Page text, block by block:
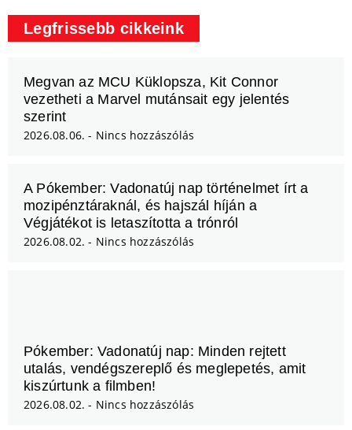
Legfrissebb cikkeink
Megvan az MCU Küklopsza, Kit Connor
vezetheti a Marvel mutánsait egy jelentés
szerint
2026.08.06. Nincs hozzászólás
A Pókember: Vadonatúj nap történelmet írt a
mozipénztáraknál, és hajszál híján a
Végjátékot is letaszította a trónról
2026.08.02. Nincs hozzászólás
Pókember: Vadonatúj nap: Minden rejtett
utalás, vendégszereplő és meglepetés, amit
kiszúrtunk a filmben!
2026.08.02. Nincs hozzászólás